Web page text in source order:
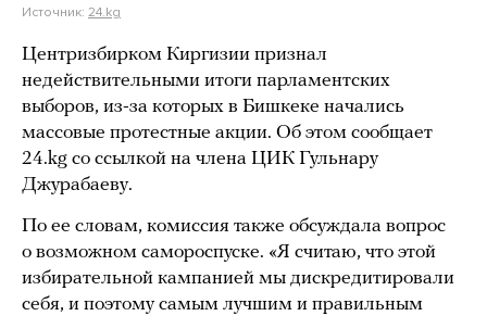
Источник: 24.kg
Центризбирком Киргизии признал
недействительными итоги парламентских
выборов, из-за которых в Бишкеке начались
массовые протестные акции. Об этом сообщает
24.kg со ссылкой на члена ЦИК Гульнару
Джурабаеву.
По ее словам, комиссия также обсуждала вопрос
о возможном самороспуске. «Я считаю, что этой
избирательной кампанией мы дискредитировали
себя, и поэтому самым лучшим и правильным